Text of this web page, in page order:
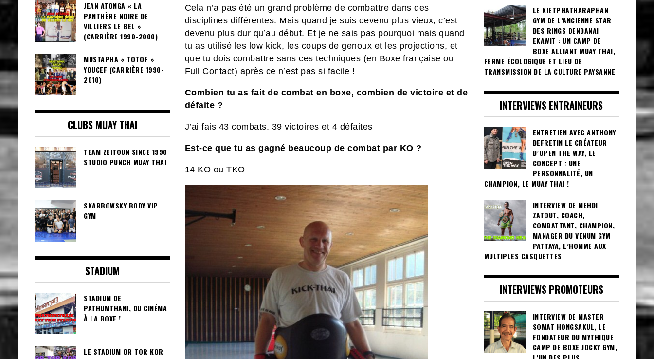
Cela n’a pas été un grand problème de combattre dans des
disciplines différentes. Mais quand je suis devenu plus vieux, c’est
devenu plus dur qu’au début. Et je ne sais pas pourquoi mais quand
tu as utilisé les low kick, les coups de genoux et les projections, et
que tu dois combattre sans ces techniques (en Boxe française ou
Full Contact) après ce n’est pas si facile !
Combien tu as fait de combat en boxe, combien de victoire et de
défaite ?
J’ai fais 43 combats. 39 victoires et 4 défaites
Est-ce que tu as gagné beaucoup de combat par KO ?
14 KO ou TKO
JEAN ATONGA « LA
PANTHÈRE NOIRE DE
VILLIERS LE BEL »
(CARRIÈRE 1990-2000)
MUSTAPHA « TOTOF »
YOUCEF (CARRIÈRE 1990-
2010)
CLUBS MUAY THAI
TEAM ZEITOUN SINCE 1990
STUDIO PUNCH MUAY THAI
SKARBOWSKY BODY VIP
GYM
STADIUM
STADIUM DE
PATHUMTHANI, DU CINÉMA
À LA BOXE !
LE STADIUM OR TOR KOR
LE KIETPHATHARAPHAN
GYM DE L’ANCIENNE STAR
DES RINGS DENDANAI
EKAWIT : UN CAMP DE
BOXE ALLIANT MUAY THAI,
FERME ÉCOLOGIQUE ET LIEU DE
TRANSMISSION DE LA CULTURE PAYSANNE
INTERVIEWS ENTRAINEURS
ENTRETIEN AVEC ANTHONY
DEFRETIN LE CRÉATEUR
D’OPEN THE WAY, LE
CONCEPT : UNE
PERSONNALITÉ, UN
CHAMPION, LE MUAY THAI !
INTERVIEW DE MEHDI
ZATOUT, COACH,
COMBATTANT, CHAMPION,
MANAGER DU VENUM GYM
PATTAYA, L’HOMME AUX
MULTIPLES CASQUETTES
INTERVIEWS PROMOTEURS
INTERVIEW DE MASTER
SOMAT HONGSAKUL, LE
FONDATEUR DU MYTHIQUE
CAMP DE BOXE JOCKY GYM,